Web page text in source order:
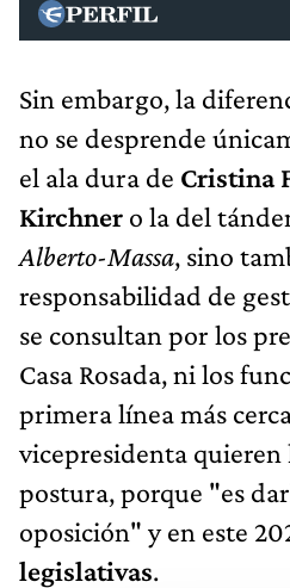
Sin embargo, la
no se desprende
el ala dura de Cristina
Kirchner o la del
Alberto-Massa, sino
responsabilidad de
se consultan por los
Casa Rosada, ni los
primera línea más
vicepresidenta quieren
postura, porque "es
oposición" y en este
legislativas.